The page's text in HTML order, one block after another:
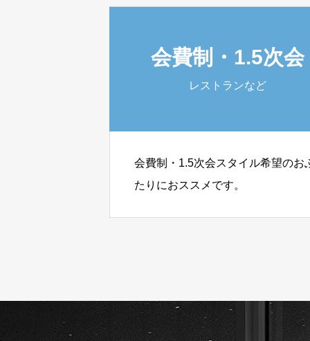
会費制・1.5次会
レストランなど
会費制・1.5次会スタイル希望のお
たりにおススメです。